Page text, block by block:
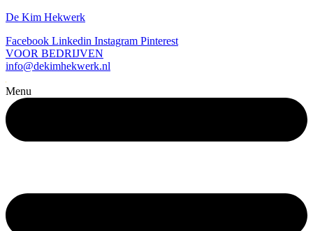
De Kim Hekwerk
Facebook Linkedin Instagram Pinterest
VOOR BEDRIJVEN
info@dekimhekwerk.nl
Menu